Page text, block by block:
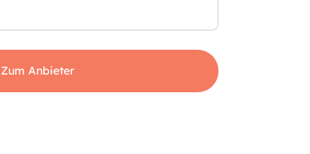
Zum Anbieter